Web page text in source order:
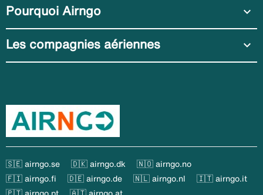
Pourquoi Airngo expand_more
Les compagnies aériennes expand_more
🇸🇪 airngo.se 🇩🇰 airngo.dk
🇳🇴 airngo.no
🇫🇮 airngo.fi
🇩🇪 airngo.de 🇳🇱 airngo.nl
🇮🇹 airngo.it
🇵🇹 airngo.pt
🇦🇹 airngo.at